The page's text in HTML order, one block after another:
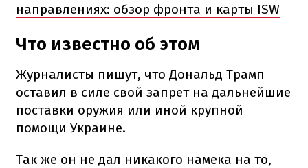
направлениях: обзор фронта и карты ISW
Что известно об этом
Журналисты пишут, что Дональд Трамп
оставил в силе свой запрет на дальнейшие
поставки оружия или иной крупной
помощи Украине.
Так же он не дал никакого намека на то,